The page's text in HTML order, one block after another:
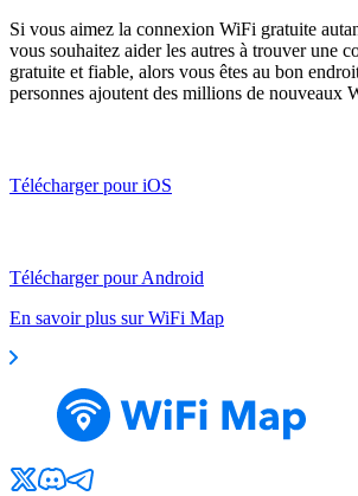
Si vous aimez la connexion WiFi gratuite
vous souhaitez aider les autres à trouver une
gratuite et fiable, alors vous êtes au bon
personnes ajoutent des millions de nouveaux
Télécharger pour iOS
Télécharger pour Android
En savoir plus sur WiFi Map